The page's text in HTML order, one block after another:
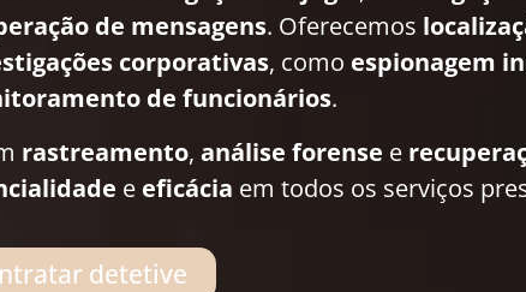
de mensagens. Oferecemos
corporativas, como espionagem
de funcionários.
rastreamento, análise forense e
e eficácia em todos os serviços
detetive